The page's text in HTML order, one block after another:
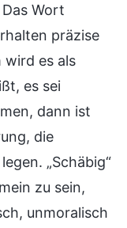
Wort
präzise
wird es als
es sei
dann ist
die
„Schäbig“
zu sein,
unmoralisch